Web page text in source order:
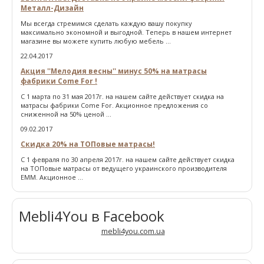
Металл-Дизайн
Мы всегда стремимся сделать каждую вашу покупку
максимально экономной и выгодной. Теперь в нашем интернет
магазине вы можете купить любую мебель ...
22.04.2017
Акция ''Мелодия весны'' минус 50% на матрасы
фабрики Come For !
С 1 марта по 31 мая 2017г. на нашем сайте действует скидка на
матрасы фабрики Come For. Акционное предложения со
сниженной на 50% ценой ...
09.02.2017
Скидка 20% на ТОПовые матрасы!
С 1 февраля по 30 апреля 2017г. на нашем сайте действует скидка
на ТОПовые матрасы от ведущего украинского производителя
ЕММ. Акционное ...
Mebli4You в Facebook
mebli4you.com.ua